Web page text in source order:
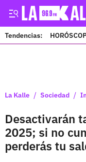
Tendencias:
La Kalle / Sociedad /
Desactivarán
2025; si no
perderás tu